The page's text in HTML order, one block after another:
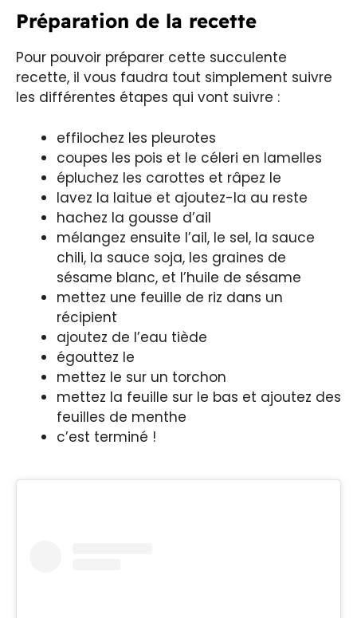
Préparation de la recette
Pour pouvoir préparer cette succulente
recette, il vous faudra tout simplement suivre
les différentes étapes qui vont suivre :
effilochez les pleurotes
coupes les pois et le céleri en lamelles
épluchez les carottes et râpez le
lavez la laitue et ajoutez-la au reste
hachez la gousse d’ail
mélangez ensuite l’ail, le sel, la sauce
chili, la sauce soja, les graines de
sésame blanc, et l’huile de sésame
mettez une feuille de riz dans un
récipient
ajoutez de l’eau tiède
égouttez le
mettez le sur un torchon
mettez la feuille sur le bas et ajoutez des
feuilles de menthe
c’est terminé !